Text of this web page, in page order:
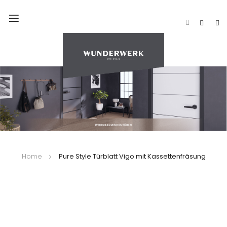
Home Pure Style Türblatt Vigo mit Kassettenfräsung